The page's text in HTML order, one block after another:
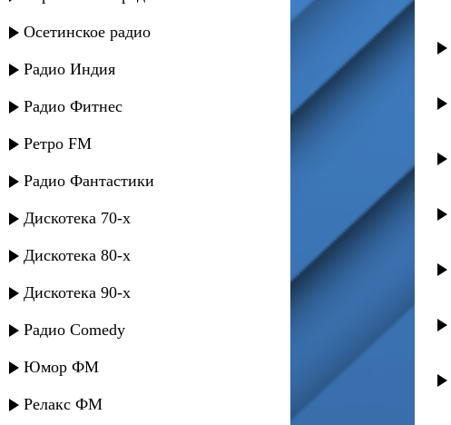
Осетинское радио
Радио Индия
Радио Фитнес
Ретро FM
Радио Фантастики
Дискотека 70-х
Дискотека 80-х
Дискотека 90-х
Радио Comedy
Юмор ФМ
Релакс ФМ